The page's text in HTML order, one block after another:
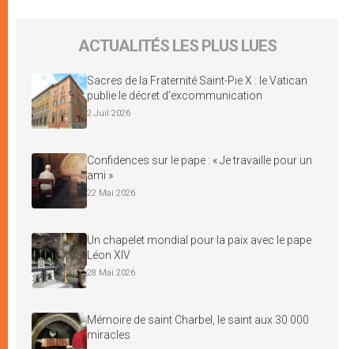
ACTUALITÉS LES PLUS LUES
Sacres de la Fraternité Saint-Pie X : le Vatican
publie le décret d’excommunication
2 Juil 2026
Confidences sur le pape : « Je travaille pour un
ami »
22 Mai 2026
Un chapelet mondial pour la paix avec le pape
Léon XIV
28 Mai 2026
Mémoire de saint Charbel, le saint aux 30 000
miracles